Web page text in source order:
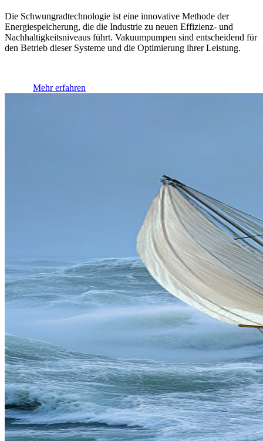
Die Schwungradtechnologie ist eine innovative Methode der
Energiespeicherung, die die Industrie zu neuen Effizienz- und
Nachhaltigkeitsniveaus führt. Vakuumpumpen sind entscheidend für
den Betrieb dieser Systeme und die Optimierung ihrer Leistung.
Mehr erfahren